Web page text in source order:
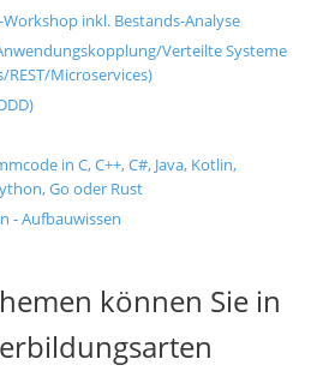
inkl. Bestands-Analyse
Verteilte Systeme
REST/Microservices)
in C, C++, C#, Java, Kotlin,
Go oder Rust
- Aufbauwissen
können Sie in